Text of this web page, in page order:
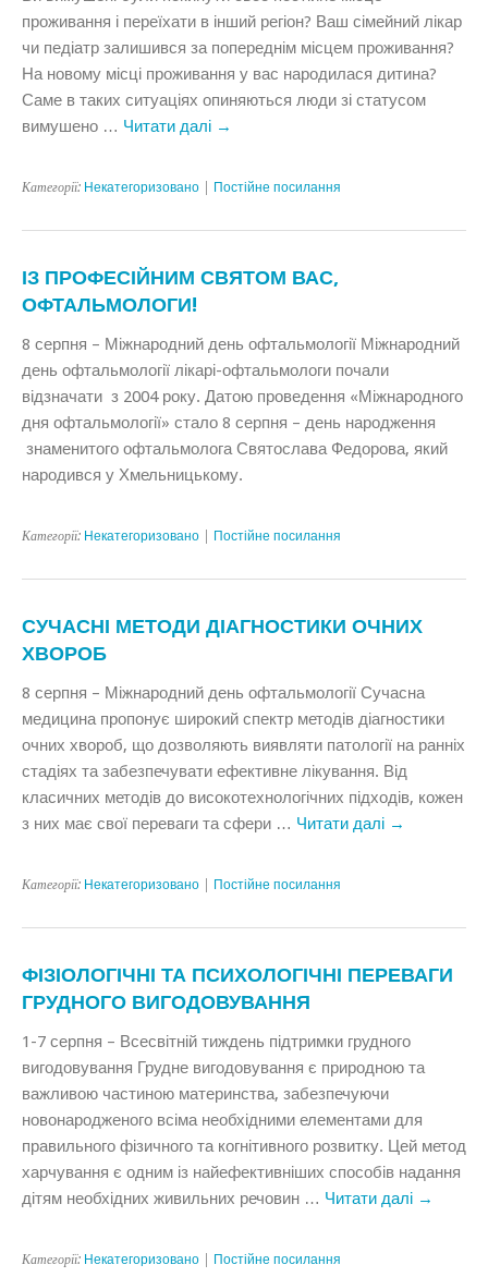
проживання і переїхати в інший регіон? Ваш сімейний лікар
чи педіатр залишився за попереднім місцем проживання?
На новому місці проживання у вас народилася дитина?
Саме в таких ситуаціях опиняються люди зі статусом
вимушено … Читати далі →
Категорії: Некатегоризовано Постійне посилання
ІЗ ПРОФЕСІЙНИМ СВЯТОМ ВАС,
ОФТАЛЬМОЛОГИ!
8 серпня – Міжнародний день офтальмології Міжнародний
день офтальмології лікарі-офтальмологи почали
відзначати з 2004 року. Датою проведення «Міжнародного
дня офтальмології» стало 8 серпня – день народження
знаменитого офтальмолога Святослава Федорова, який
народився у Хмельницькому.
Категорії: Некатегоризовано Постійне посилання
СУЧАСНІ МЕТОДИ ДІАГНОСТИКИ ОЧНИХ
ХВОРОБ
8 серпня – Міжнародний день офтальмології Сучасна
медицина пропонує широкий спектр методів діагностики
очних хвороб, що дозволяють виявляти патології на ранніх
стадіях та забезпечувати ефективне лікування. Від
класичних методів до високотехнологічних підходів, кожен
з них має свої переваги та сфери … Читати далі →
Категорії: Некатегоризовано Постійне посилання
ФІЗІОЛОГІЧНІ ТА ПСИХОЛОГІЧНІ ПЕРЕВАГИ
ГРУДНОГО ВИГОДОВУВАННЯ
1-7 серпня – Всесвітній тиждень підтримки грудного
вигодовування Грудне вигодовування є природною та
важливою частиною материнства, забезпечуючи
новонародженого всіма необхідними елементами для
правильного фізичного та когнітивного розвитку. Цей метод
харчування є одним із найефективніших способів надання
дітям необхідних живильних речовин … Читати далі →
Категорії: Некатегоризовано Постійне посилання